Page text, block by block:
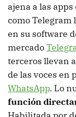
ajena a las
como Telegram
en su software
mercado
terceros llevan
de las voces en
WhatsApp. Lo
función